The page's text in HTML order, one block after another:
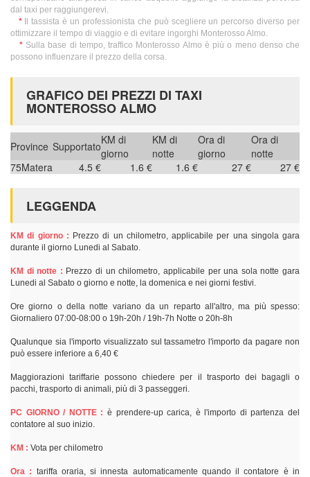
dal taxi per raggiungerevi.
*Il tassista è un professionista che può scegliere un percorso diverso per
ottimizzare il tempo di viaggio e di evitare ingorghi Monterosso Almo.
*Sulla base di tempo, traffico Monterosso Almo è più o meno denso che
possono influenzare il prezzo della corsa.
GRAFICO DEI PREZZI DI TAXI
MONTEROSSO ALMO
Province SupportatoKM di
giorno
KM di
notte
Ora di
giorno
Ora di
notte
75Matera 4.5 € 1.6 € 1.6 € 27 € 27 €
LEGGENDA
KM di giorno : Prezzo di un chilometro, applicabile per una singola gara
durante il giorno Lunedi al Sabato.
KM di notte : Prezzo di un chilometro, applicabile per una sola notte gara
Lunedi al Sabato o giorno e notte, la domenica e nei giorni festivi.
Ore giorno o della notte variano da un reparto all'altro, ma più spesso:
Giornaliero 07:00-08:00 o 19h-20h / 19h-7h Notte o 20h-8h
Qualunque sia l'importo visualizzato sul tassametro l'importo da pagare non
può essere inferiore a 6,40 €
Maggiorazioni tariffarie possono chiedere per il trasporto dei bagagli o
pacchi, trasporto di animali, più di 3 passeggeri.
PC GIORNO / NOTTE : è prendere-up carica, è l'importo di partenza del
contatore al suo inizio.
KM : Vota per chilometro
Ora : tariffa oraria, si innesta automaticamente quando il contatore è in